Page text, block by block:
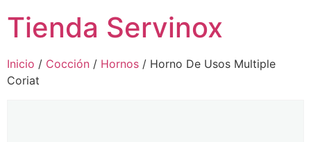
Tienda Servinox
Inicio / Cocción / Hornos / Horno De Usos Multiple
Coriat